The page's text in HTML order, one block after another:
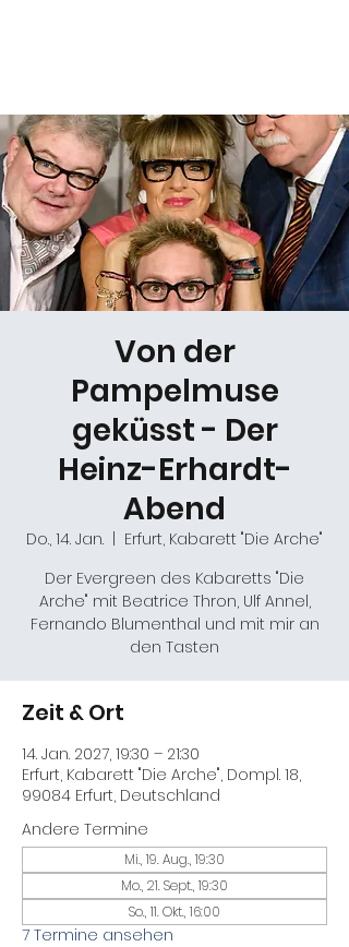
Von der
Pampelmuse
geküsst - Der
Heinz-Erhardt-
Abend
Do., 14. Jan.
Erfurt, Kabarett "Die Arche"
Der Evergreen des Kabaretts "Die
Arche" mit Beatrice Thron, Ulf Annel,
Fernando Blumenthal und mit mir an
den Tasten
Zeit & Ort
14. Jan. 2027, 19:30 – 21:30
Erfurt, Kabarett "Die Arche", Dompl. 18,
99084 Erfurt, Deutschland
Andere Termine
Mi., 19. Aug., 19:30
Mo., 21. Sept., 19:30
So., 11. Okt., 16:00
7 Termine ansehen